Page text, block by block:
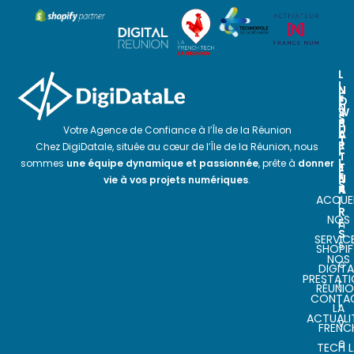
Votre Agence de Confiance à l’Île de la Réunion
Chez DigiDatale, située au cœur de l’Île de la Réunion, nous
sommes une équipe dynamique et passionnée, prête à donner
vie à vos projets numériques.
L
I
E
N
S
U
T
I
L
E
S
NOS
NOS
N
O
S
P
A
R
T
E
N
A
I
R
E
S
LA
TECH
N
E
W
S
L
E
T
T
E
R
I
n
s
c
r
i
v
e